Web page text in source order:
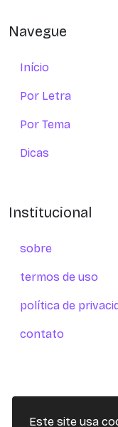
Este site usa
Navegue
Início
Por Letra
Por Tema
Dicas
Institucional
sobre
termos de uso
política de
contato